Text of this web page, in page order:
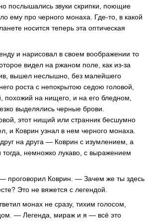
послышались звуки скрипки, поющие
ему про черного монаха. Где-то, в какой
носится теперь эта оптическая
и нарисовал в своем воображении то
видел на ржаном поле, как из-за
вышел неслышно, без малейшего
роста с непокрытою седою головой,
похожий на нищего, и на его бледном,
выделялись черные брови.
этот нищий или странник бесшумно
и Коврин узнал в нем черного монаха.
на друга — Коврин с изумлением, а
тогда, немножко лукаво, с выражением
Коврин. — Зачем же ты здесь
Это не вяжется с легендой.
монах не сразу, тихим голосом,
— Легенда, мираж и я — всё это